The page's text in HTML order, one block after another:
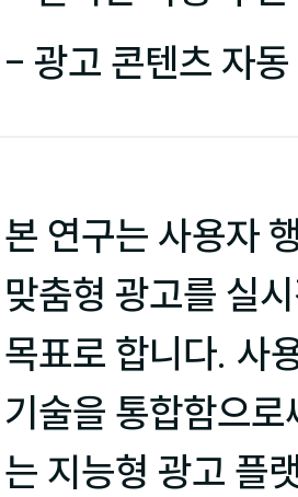
- 광고 콘텐츠 자
본 연구는 사용자
맞춤형 광고를 실
목표로 합니다. 사
기술을 통합함으
는 지능형 광고 플